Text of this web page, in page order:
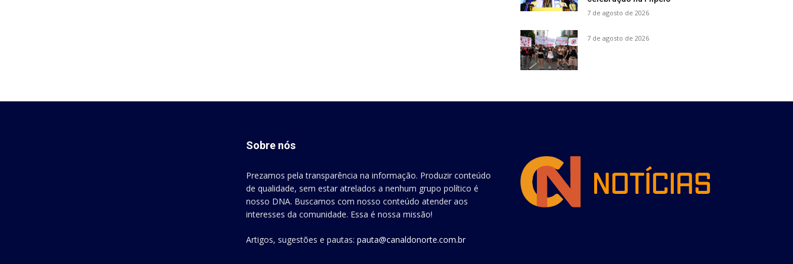
7 de agosto de 2026
7 de agosto de 2026
Sobre nós
Prezamos pela transparência na informação. Produzir conteúdo
de qualidade, sem estar atrelados a nenhum grupo político é
nosso DNA. Buscamos com nosso conteúdo atender aos
interesses da comunidade. Essa é nossa missão!
Artigos, sugestões e pautas: pauta@canaldonorte.com.br